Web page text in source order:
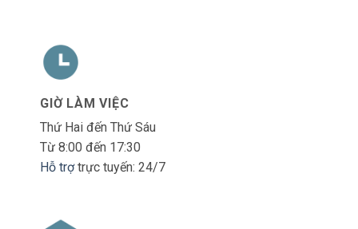
GIỜ LÀM VIỆC
Thứ Hai đến Thứ Sáu
Từ 8:00 đến 17:30
Hỗ trợtrực tuyến: 24/7